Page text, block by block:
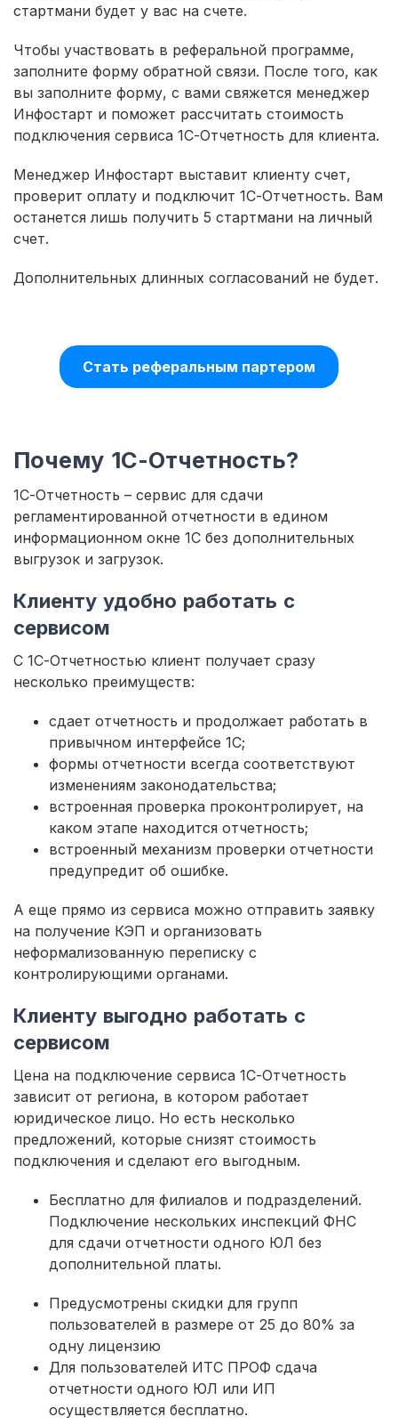
стартмани будет у вас на счете.
Чтобы участвовать в реферальной программе,
заполните форму обратной связи. После того, как
вы заполните форму, с вами свяжется менеджер
Инфостарт и поможет рассчитать стоимость
подключения сервиса 1С-Отчетность для клиента.
Менеджер Инфостарт выставит клиенту счет,
проверит оплату и подключит 1С-Отчетность. Вам
останется лишь получить 5 стартмани на личный
счет.
Дополнительных длинных согласований не будет.
Стать реферальным партером
Почему 1С-Отчетность?
1С-Отчетность – сервис для сдачи
регламентированной отчетности в едином
информационном окне 1С без дополнительных
выгрузок и загрузок.
Клиенту удобно работать с
сервисом
С 1С-Отчетностью клиент получает сразу
несколько преимуществ:
сдает отчетность и продолжает работать в
привычном интерфейсе 1С;
формы отчетности всегда соответствуют
изменениям законодательства;
встроенная проверка проконтролирует, на
каком этапе находится отчетность;
встроенный механизм проверки отчетности
предупредит об ошибке.
А еще прямо из сервиса можно отправить заявку
на получение КЭП и организовать
неформализованную переписку с
контролирующими органами.
Клиенту выгодно работать с
сервисом
Цена на подключение сервиса 1С-Отчетность
зависит от региона, в котором работает
юридическое лицо. Но есть несколько
предложений, которые снизят стоимость
подключения и сделают его выгодным.
Бесплатно для филиалов и подразделений.
Подключение нескольких инспекций ФНС
для сдачи отчетности одного ЮЛ без
дополнительной платы.
Предусмотрены скидки для групп
пользователей в размере от 25 до 80% за
одну лицензию
Для пользователей ИТС ПРОФ сдача
отчетности одного ЮЛ или ИП
осуществляется бесплатно.